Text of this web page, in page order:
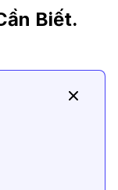
Biết.